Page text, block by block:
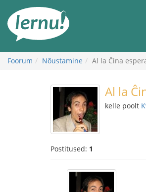
juurde
Foorum Nõustamine Al la Ĉina
Al la
kelle poolt
Postitused: 1